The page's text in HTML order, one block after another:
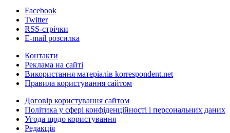
Facebook
Twitter
RSS-стрічки
E-mail розсилка
Контакти
Реклама на сайті
Використання матеріалів korrespondent.net
Правила користування сайтом
Договір користування сайтом
Політика у сфері конфіденційності і персональних даних
Угода щодо користування
Редакція